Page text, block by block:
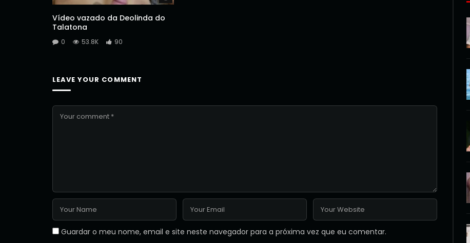
Vídeo vazado da Deolinda do
Talatona
0 53.8K 90
LEAVE YOUR COMMENT
Guardar o meu nome, email e site neste navegador para a próxima vez que eu comentar.